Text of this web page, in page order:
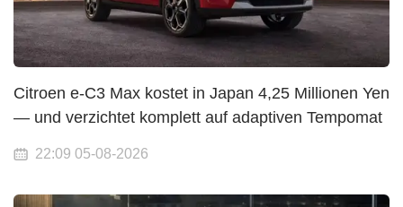
Citroen e-C3 Max kostet in Japan 4,25 Millionen Yen
— und verzichtet komplett auf adaptiven Tempomat
22:09 05-08-2026